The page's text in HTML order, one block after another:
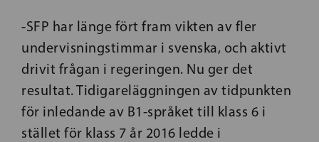
-SFP har länge fört fram vikten av fler
undervisningstimmar i svenska, och aktivt
drivit frågan i regeringen. Nu ger det
resultat. Tidigareläggningen av tidpunkten
för inledande av B1-språket till klass 6 i
stället för klass 7 år 2016 ledde i